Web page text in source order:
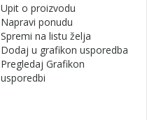
Upit o proizvodu
Napravi ponudu
Spremi na listu želja
Dodaj u grafikon usporedba
Pregledaj Grafikon
usporedbi